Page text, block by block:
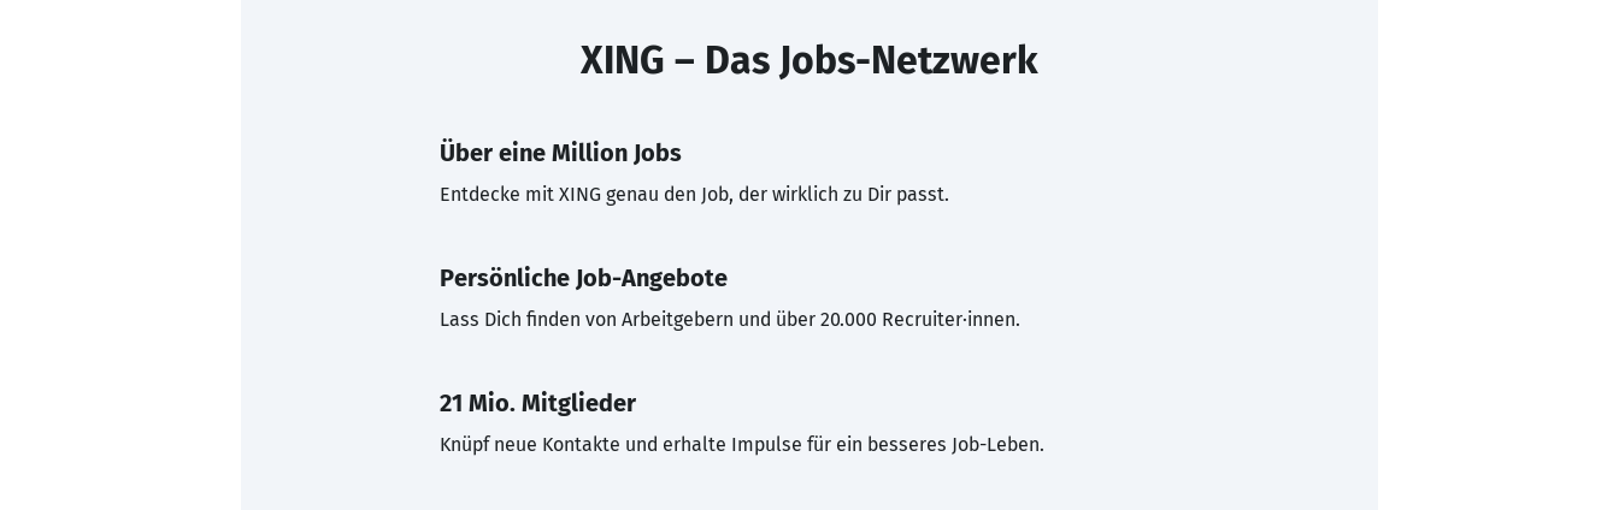
XING – Das Jobs-Netzwerk
Über eine Million Jobs
Entdecke mit XING genau den Job, der wirklich zu Dir passt.
Persönliche Job-Angebote
Lass Dich finden von Arbeitgebern und über 20.000 Recruiter·innen.
21 Mio. Mitglieder
Knüpf neue Kontakte und erhalte Impulse für ein besseres Job-Leben.